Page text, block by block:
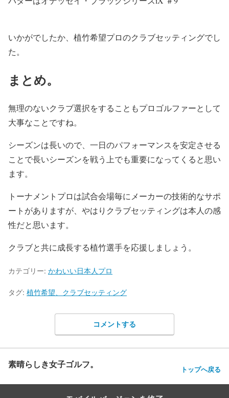
いかがでしたか、植竹希望プロのクラブセッティングでし
た。
まとめ。
無理のないクラブ選択をすることもプロゴルファーとして
大事なことですね。
シーズンは長いので、一日のパフォーマンスを安定させる
ことで長いシーズンを戦う上でも重要になってくると思い
ます。
トーナメントプロは試合会場毎にメーカーの技術的なサポ
ートがありますが、やはりクラブセッティングは本人の感
性だと思います。
クラブと共に成長する植竹選手を応援しましょう。
カテゴリー: かわいい日本人プロ
タグ: 植竹希望、クラブセッティング
コメントする
素晴らしき女子ゴルフ。 トップへ戻る